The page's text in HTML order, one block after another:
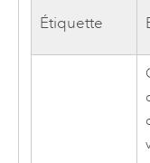
Étiquette